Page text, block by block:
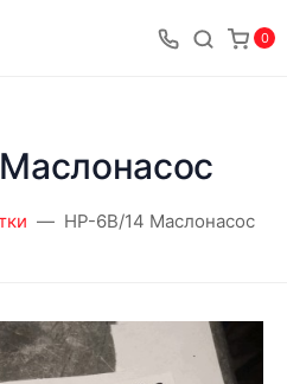
0
HP-6B/14 Маслонасос